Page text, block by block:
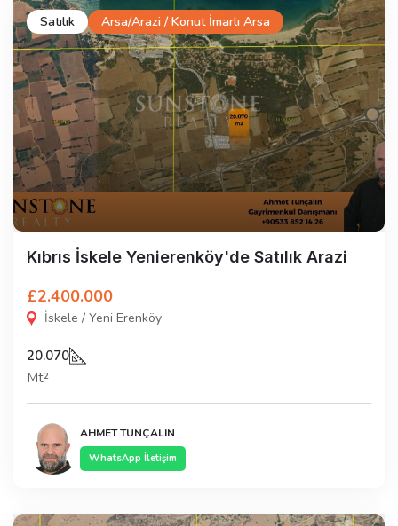
Satılık Arsa/Arazi / Konut İmarlı Arsa
Kıbrıs İskele Yenierenköy'de Satılık Arazi
£2.400.000
İskele / Yeni Erenköy
20.070
Mt²
AHMET TUNÇALIN
WhatsApp İletişim